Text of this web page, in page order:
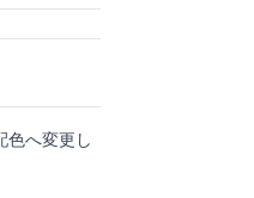
色へ変更し